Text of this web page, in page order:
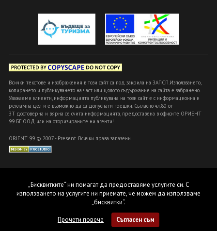
Всички текстове и изображения в този сайт са под закрила на ЗАПСП.Използването,
копирането и публикуването на част или цялото съдържание на сайта е забранено.
Уважаеми клиенти, информацията публикувана на този сайт е с информационна и
рекламна цел и е възможно да са допуснати грешки. Съгласно чл.80 от
ЗТ достоверна и вярна се счита информацията, предоставена в офисите ОРИЕНТ
99 БГ ООД или на оторизираните ни агенти!
ORIENT 99 © 2007 - Present. Всички права запазени
„Бисквитките“ ни помагат да предоставяме услугите си. С
използването на услугите ни приемате, че можем да използваме
„бисквитки“.
Прочети повече Съгласен съм